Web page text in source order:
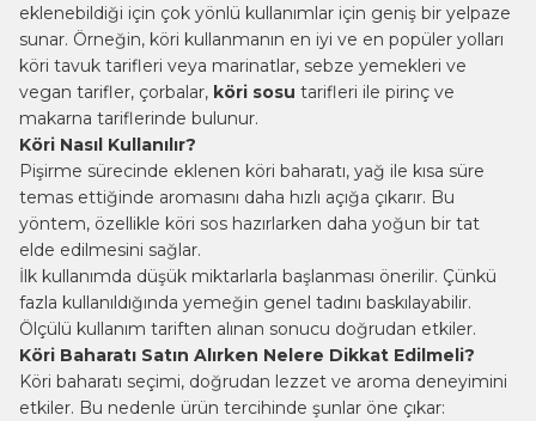
eklenebildiği için çok yönlü kullanımlar için geniş bir yelpaze
sunar. Örneğin, köri kullanmanın en iyi ve en popüler yolları
köri tavuk tarifleri veya marinatlar, sebze yemekleri ve
vegan tarifler, çorbalar, köri sosu tarifleri ile pirinç ve
makarna tariflerinde bulunur.
Köri Nasıl Kullanılır?
Pişirme sürecinde eklenen köri baharatı, yağ ile kısa süre
temas ettiğinde aromasını daha hızlı açığa çıkarır. Bu
yöntem, özellikle köri sos hazırlarken daha yoğun bir tat
elde edilmesini sağlar.
İlk kullanımda düşük miktarlarla başlanması önerilir. Çünkü
fazla kullanıldığında yemeğin genel tadını baskılayabilir.
Ölçülü kullanım tariften alınan sonucu doğrudan etkiler.
Köri Baharatı Satın Alırken Nelere Dikkat Edilmeli?
Köri baharatı seçimi, doğrudan lezzet ve aroma deneyimini
etkiler. Bu nedenle ürün tercihinde şunlar öne çıkar: